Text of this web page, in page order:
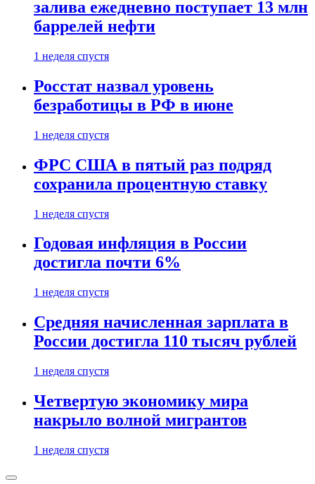
залива ежедневно поступает 13 млн
баррелей нефти
1 неделя спустя
Росстат назвал уровень
безработицы в РФ в июне
1 неделя спустя
ФРС США в пятый раз подряд
сохранила процентную ставку
1 неделя спустя
Годовая инфляция в России
достигла почти 6%
1 неделя спустя
Средняя начисленная зарплата в
России достигла 110 тысяч рублей
1 неделя спустя
Четвертую экономику мира
накрыло волной мигрантов
1 неделя спустя